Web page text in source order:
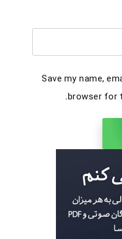
Save my name,
browser for